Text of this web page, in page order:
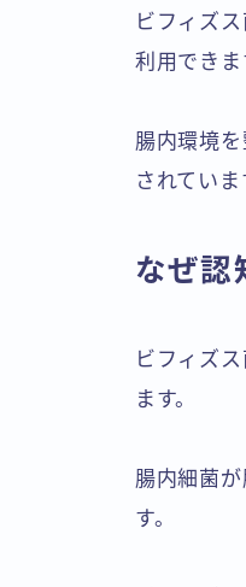
ビフィズ
利用できま
腸内環境
されていま
なぜ認
ビフィズ
ます。
腸内細菌
す。